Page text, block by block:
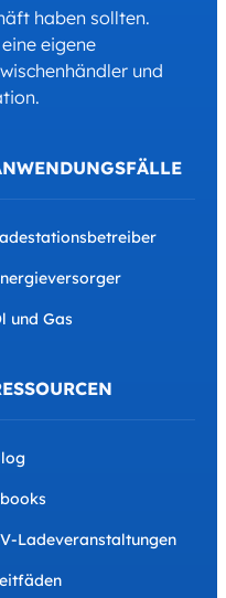
haben sollten.
eigene
und
und Gas
Ladeveranstaltungen